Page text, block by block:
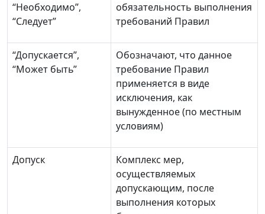
“Необходимо”,
“Следует”
обязательность выполнения
требований Правил
“Допускается”,
“Может быть”
Обозначают, что данное
требование Правил
применяется в виде
исключения, как
вынужденное (по местным
условиям)
Допуск
Комплекс мер,
осуществляемых
допускающим, после
выполнения которых